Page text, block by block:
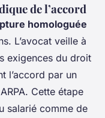
de l’accord
homologuée
L’avocat veille à
exigences du droit
l’accord par un
Cette étape
salarié comme de